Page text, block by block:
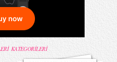
KATEGORİLERİ